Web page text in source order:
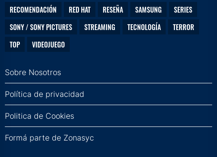
RECOMENDACIÓN
RED HAT RESEÑA SAMSUNG
SERIES
SONY / SONY PICTURES
STREAMING TECNOLOGÍA
TERROR
TOP
VIDEOJUEGO
Sobre Nosotros
Política de privacidad
Politica de Cookies
Formá parte de Zonasyc